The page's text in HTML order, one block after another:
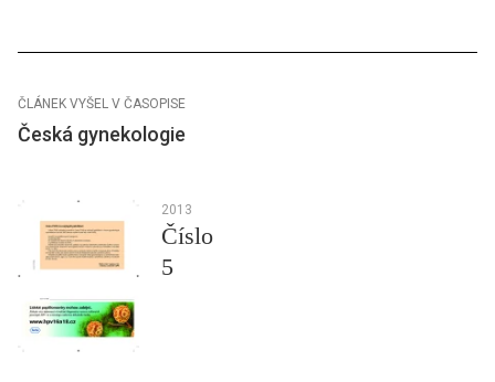
ČLÁNEK VYŠEL V ČASOPISE
Česká gynekologie
2013
Číslo
5